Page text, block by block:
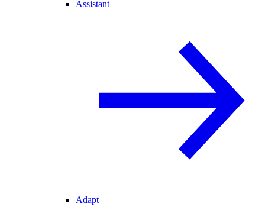
Assistant
Adapt